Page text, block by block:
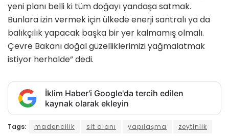
yeni planı belli ki tüm doğayı yandaşa satmak.
Bunlara izin vermek için ülkede enerji santralı ya da
balıkçılık yapacak başka bir yer kalmamış olmalı.
Çevre Bakanı doğal güzelliklerimizi yağmalatmak
istiyor herhalde” dedi.
İklim Haber'i Google'da tercih edilen
kaynak olarak ekleyin
Tags: madencilik sit alanı yapılaşma zeytinlik